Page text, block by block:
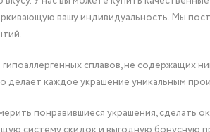
вашу индивидуальность. Мы
сплавов, не содержащих
каждое украшение уникальным
понравившиеся украшения, сделать